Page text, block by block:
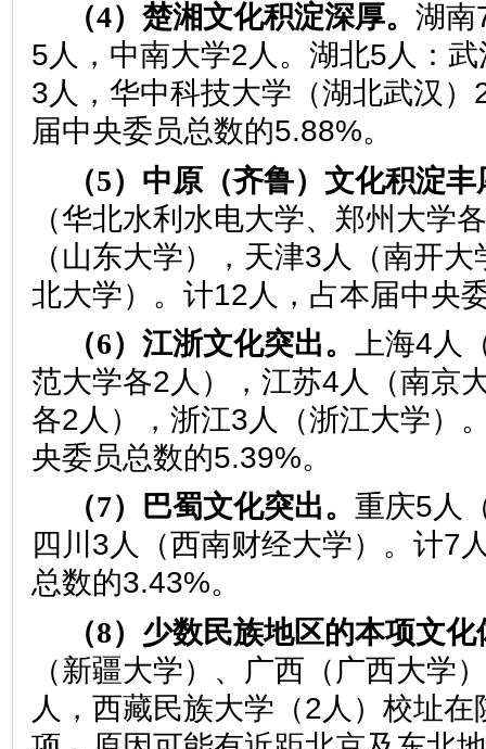
（4）楚湘文化积淀深厚。 湖南
5人，中南大学2人。湖北5人：
3人，华中科技大学（湖北武汉
届中央委员总数的5.88%。
（5）中原（齐鲁）文化积淀丰
（华北水利水电大学、郑州大学
（山东大学），天津3人（南开
北大学）。计12人，占本届中央
（6）江浙文化突出。
上海4人
范大学各2人），江苏4人（南京
各2人），浙江3人（浙江大学）
央委员总数的5.39%。
（7）巴蜀文化突出。 重庆5人
四川3人（西南财经大学）。计7
总数的3.43%。
（8）少数民族地区的本项文
（新疆大学）、广西（广西大学
人，西藏民族大学（2人）校址